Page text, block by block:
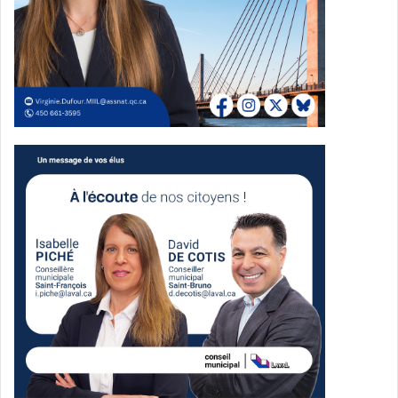
Le projet actuel est ambitieux : bordé par le boulevard St-
Martin (au nord), la rue Daniel-Johnson (à l’ouest), le
boulevard du Souvenir (au sud) et l’autoroute des
Laurentides (à l’est), le site est notamment appelé à
recevoir 3 500 logements, une école primaire, peut-être
même une école secondaire, des commerces, des
Une superficie de quelque 22 hectares serait réservée
aux espaces verts, ceinturant le joyau du lieu qu’est
devenue la carrière.